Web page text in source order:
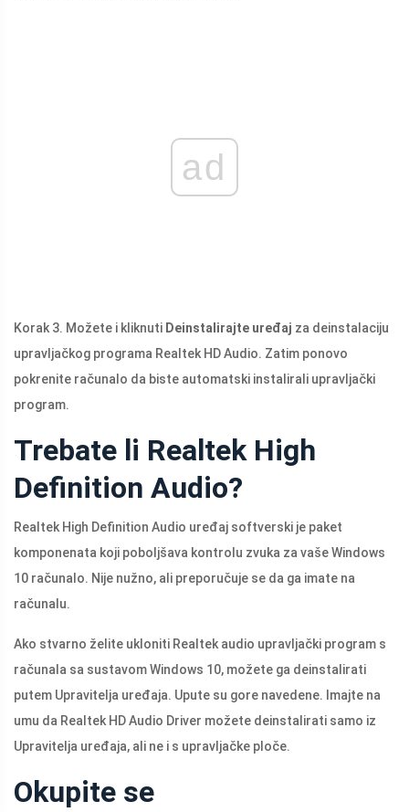
ad
Korak 3. Možete i kliknuti Deinstalirajte uređaj za deinstalaciju
upravljačkog programa Realtek HD Audio. Zatim ponovo
pokrenite računalo da biste automatski instalirali upravljački
program.
Trebate li Realtek High
Definition Audio?
Realtek High Definition Audio uređaj softverski je paket
komponenata koji poboljšava kontrolu zvuka za vaše Windows
10 računalo. Nije nužno, ali preporučuje se da ga imate na
računalu.
Ako stvarno želite ukloniti Realtek audio upravljački program s
računala sa sustavom Windows 10, možete ga deinstalirati
putem Upravitelja uređaja. Upute su gore navedene. Imajte na
umu da Realtek HD Audio Driver možete deinstalirati samo iz
Upravitelja uređaja, ali ne i s upravljačke ploče.
Okupite se